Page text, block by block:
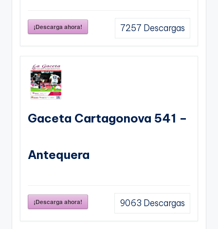
¡Descarga ahora! 7257 Descargas
Gaceta Cartagonova 541 –
Antequera
¡Descarga ahora! 9063 Descargas